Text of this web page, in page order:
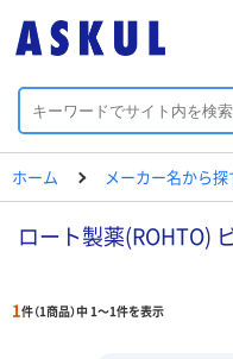
ホーム メーカー名から探
ロート製薬(ROHTO)
1件（1商品）中 1～1件を表示